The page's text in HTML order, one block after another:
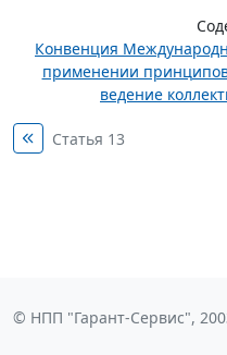
Конвенция
применении
ведение
Статья 13
© НПП "Гарант-Сервис",